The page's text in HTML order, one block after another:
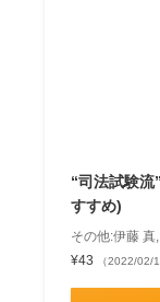
“司法試験
すすめ)
その他:伊藤 真
¥43
（2022/02/